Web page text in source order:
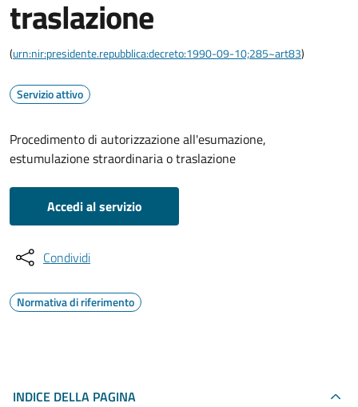
traslazione
(urn:nir:presidente.repubblica:decreto:1990-09-10;285~art83)
Servizio attivo
Procedimento di autorizzazione all'esumazione,
estumulazione straordinaria o traslazione
Accedi al servizio
Condividi
Normativa di riferimento
INDICE DELLA PAGINA